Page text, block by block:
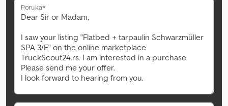
Poruka*